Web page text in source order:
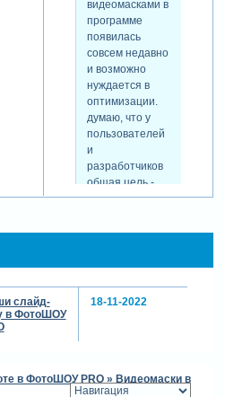
наилучший. те нет
стабильности в работе
фотошоу с видеомасками.
видеомасками в
программе
появилась
совсем недавно
и возможно
нуждается в
оптимизации.
думаю, что у
пользователей
и
разработчиков
общая цель -
сделать
лучше, поэтому
связи.
уже видел подобные
слайд-
в ФотоШОУ
18-11-2022
в ФотоШОУ PRO » Видеомаски в